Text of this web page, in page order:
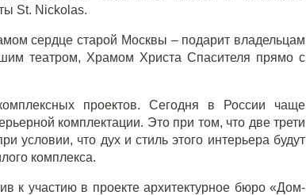
St. Nickolas.
сердце старой Москвы – подарит владельцам
театром, Храмом Христа Спасителя прямо с
проектов. Сегодня в России чаще
комплектации. Это при том, что две трети
условии, что дух и стиль этого интерьера будут
комплекса.
к участию в проекте архитектурное бюро «Дом-